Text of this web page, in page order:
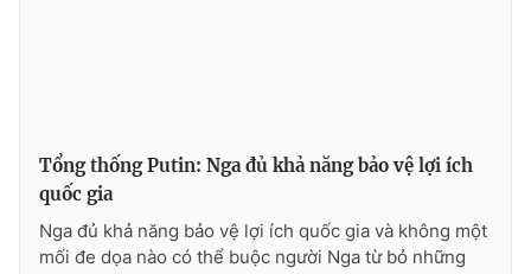
VTV9
Liên hệ tòa soạn English
Tổng thống Putin: Nga đủ khả năng bảo vệ lợi ích
quốc gia
Nga đủ khả năng bảo vệ lợi ích quốc gia và không một
mối đe dọa nào có thể buộc người Nga từ bỏ những